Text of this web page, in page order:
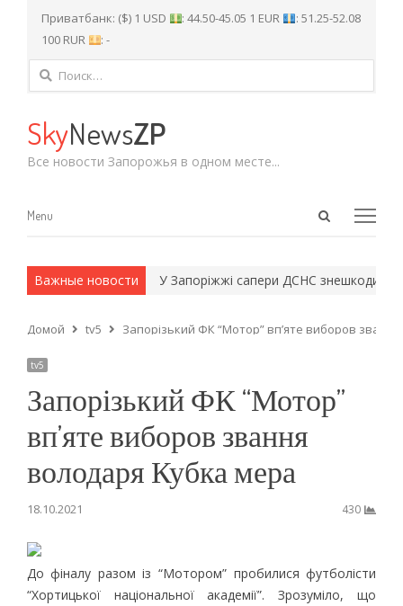
Приватбанк: ($) 1 USD : 44.50-45.05 1 EUR
: 51.25-52.08
100 RUR
: -
Найти:
SkyNewsZP
Все новости Запорожья в одном месте...
Open
Menu
Menu
Важные новости
армейские методы. У Запоріжжі сапери ДСНС знешкодили
Домой tv5 Запорізький ФК “Мотор” вп’яте виборов
tv5
Запорізький ФК “Мотор”
вп’яте виборов звання
володаря Кубка мера
18.10.2021 430
До фіналу разом із “Мотором” пробилися футболісти
“Хортицької національної академії”. Зрозуміло, що